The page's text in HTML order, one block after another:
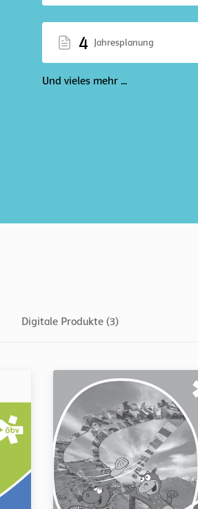
4 Jahresplanung
Und vieles mehr ...
Digitale Produkte (3)